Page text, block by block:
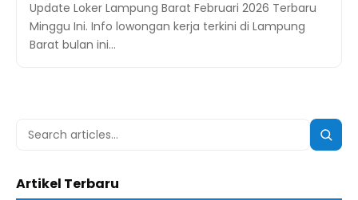
Update Loker Lampung Barat Februari 2026 Terbaru
Minggu Ini. Info lowongan kerja terkini di Lampung
Barat bulan ini…
Search
Search
Artikel Terbaru